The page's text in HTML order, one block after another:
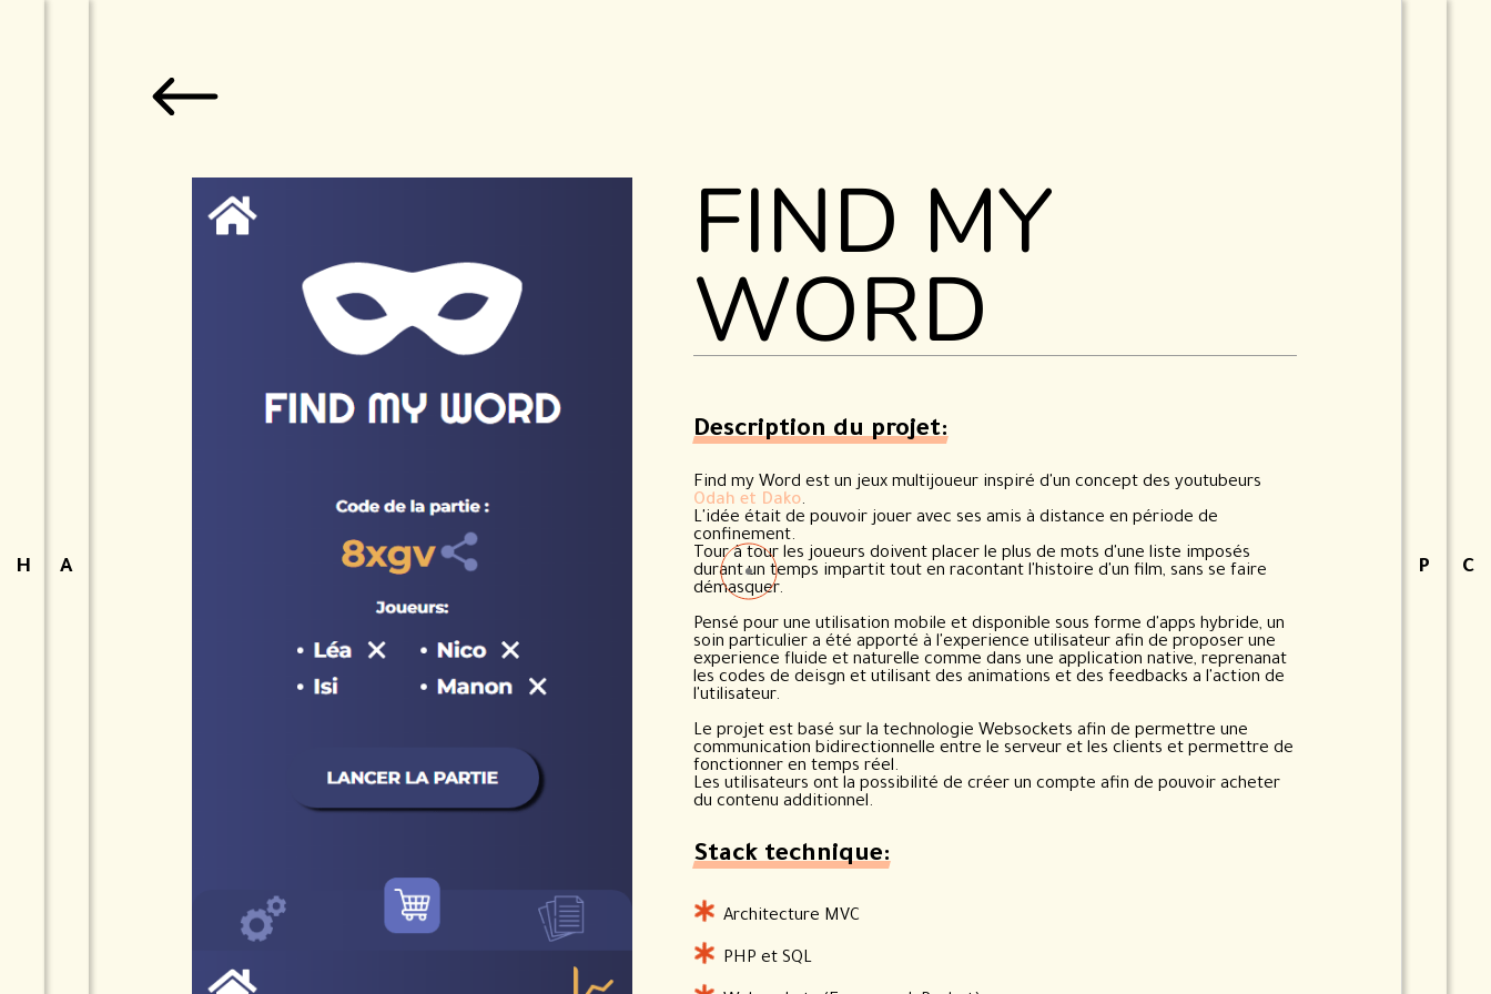
RÉALISATIONS
SOLUVITRAGES
FIND MY
WORD
Description du projet:
Find my Word est un jeux multijoueur inspiré d'un concept des youtubeurs
Odah et Dako.
L'idée était de pouvoir jouer avec ses amis à distance en période de
confinement.
Tour à tour les joueurs doivent placer le plus de mots d'une liste imposés
durant un temps impartit tout en racontant l'histoire d'un film, sans se faire
démasquer.
Pensé pour une utilisation mobile et disponible sous forme d'apps hybride, un
soin particulier a été apporté à l'experience utilisateur afin de proposer une
experience fluide et naturelle comme dans une application native, reprenanat
les codes de deisgn et utilisant des animations et des feedbacks a l'action de
l'utilisateur.
Le projet est basé sur la technologie Websockets afin de permettre une
communication bidirectionnelle entre le serveur et les clients et permettre de
fonctionner en temps réel.
Les utilisateurs ont la possibilité de créer un compte afin de pouvoir acheter
du contenu additionnel.
Stack technique:
Architecture MVC
PHP et SQL
H ome
APropos P hoto
C